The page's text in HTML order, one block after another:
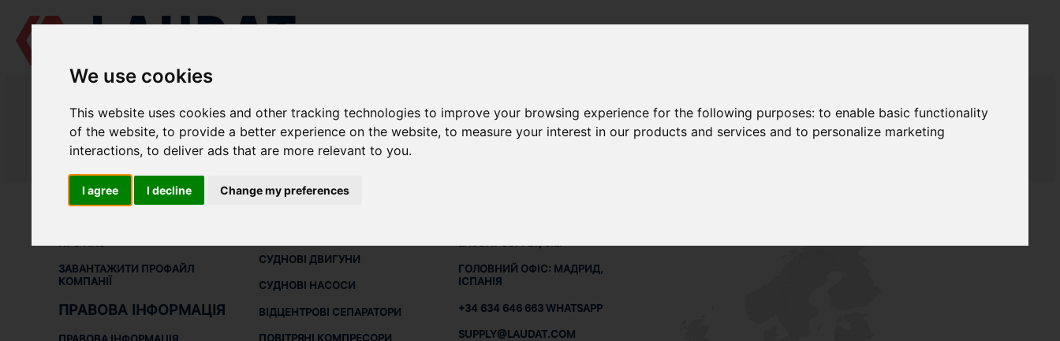
We use cookies
This website uses cookies and other tracking technologies to improve your browsing experience for the following purposes:to enable basic functionality
of the website,to provide a better experience on the website,to measure your interest in our products and services and to personalize marketing
interactions,to deliver ads that are more relevant to you.
I agree I decline Change my preferences
LAUDAT SUPPLY - ЗАПЧАСТИНИ ДЛЯ DESMI S 125-80-275
ЗАВАНТАЖИТИ ПРОФАЙЛ
КОМПАНІЇ
ПРАВОВА ІНФОРМАЦІЯ
СУДНОВІ ДВИГУНИ
СУДНОВІ НАСОСИ
ВІДЦЕНТРОВІ СЕПАРАТОРИ
ПОВІТРЯНІ КОМПРЕСОРИ
ГОЛОВНИЙ ОФІС: МАДРИД,
ІСПАНІЯ
+34 634 646 663 WHATSAPP
SUPPLY@LAUDAT.COM